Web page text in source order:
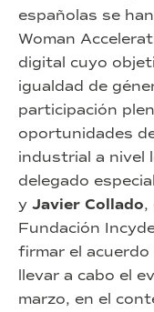
españolas se
Woman
digital cuyo
igualdad de
participación
oportunidades
industrial a nivel
delegado
y Javier Collado,
Fundación
firmar el
llevar a cabo el
marzo, en el